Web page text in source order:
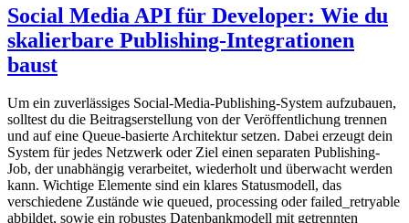
Social Media API für Developer: Wie du
skalierbare Publishing-Integrationen
baust
Um ein zuverlässiges Social-Media-Publishing-System aufzubauen,
solltest du die Beitragserstellung von der Veröffentlichung trennen
und auf eine Queue-basierte Architektur setzen. Dabei erzeugt dein
System für jedes Netzwerk oder Ziel einen separaten Publishing-
Job, der unabhängig verarbeitet, wiederholt und überwacht werden
kann. Wichtige Elemente sind ein klares Statusmodell, das
verschiedene Zustände wie queued, processing oder failed_retryable
abbildet, sowie ein robustes Datenbankmodell mit getrennten